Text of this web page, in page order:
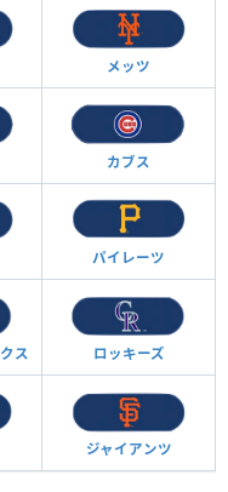
メッツ
カブス
パイレーツ
ス ロッキーズ
ジャイアンツ